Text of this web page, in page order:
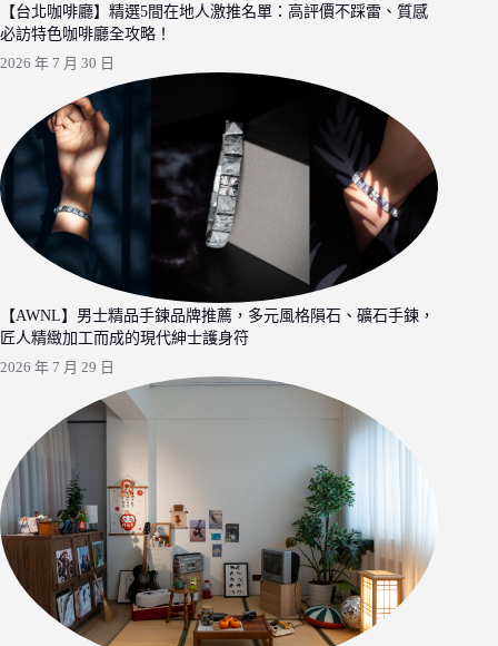
【台北咖啡廳】精選5間在地人激推名單：高評價不踩雷、質感
必訪特色咖啡廳全攻略！
2026 年 7 月 30 日
【AWNL】男士精品手鍊品牌推薦，多元風格隕石、礦石手鍊，
匠人精緻加工而成的現代紳士護身符
2026 年 7 月 29 日